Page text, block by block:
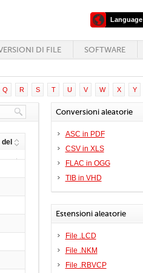
Language
DI FILE SOFTWARE
Q R S T U V W X Y
Conversioni aleatorie
ASC in PDF
CSV in XLS
FLAC in OGG
TIB in VHD
Estensioni aleatorie
File .LCD
File .NKM
File .RBVCP